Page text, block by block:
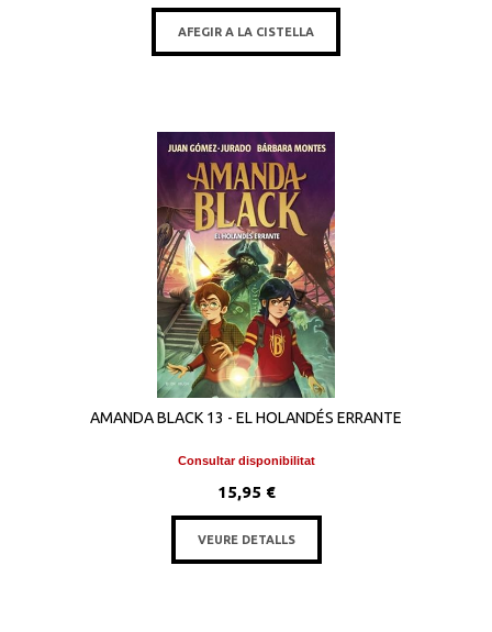
AFEGIR A LA CISTELLA
AMANDA BLACK 13 - EL HOLANDÉS ERRANTE
Consultar disponibilitat
15,95 €
VEURE DETALLS